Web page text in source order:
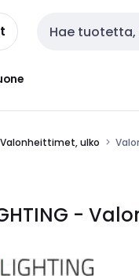
Haku
Valonheittimet, ulko
-